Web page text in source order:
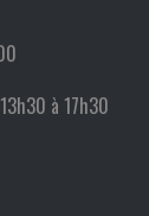
à 17h30